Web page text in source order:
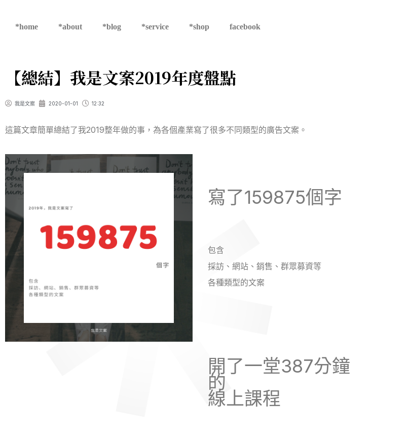
*home *about *blog *service *shop facebook
【總結】我是文案2019年度盤點
我是文案 2020-01-01 12:32
這篇文章簡單總結了我2019整年做的事，為各個產業寫了很多不同類型的廣告文案。
寫了159875個字
包含
採訪、網站、銷售、群眾募資等
各種類型的文案
開了一堂387分鐘
的
線上課程